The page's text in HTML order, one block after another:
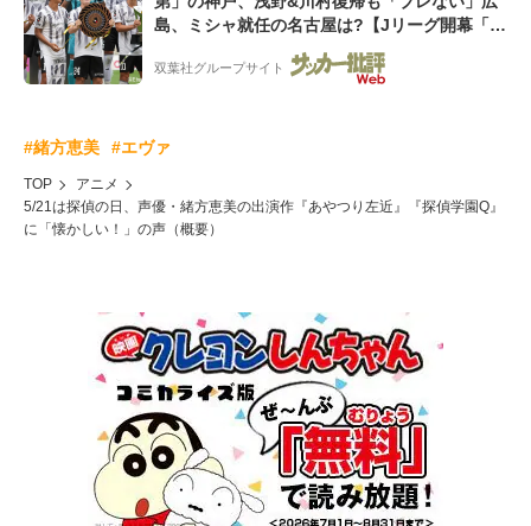
島、ミシャ就任の名古屋は?【Jリーグ開幕「初
めての秋春制」の大激論】(2)
双葉社グループサイト
#緒方恵美 #エヴァ
TOP
アニメ
5/21は探偵の日、声優・緒方恵美の出演作『あやつり左近』『探偵学園Q』
に「懐かしい！」の声（概要）